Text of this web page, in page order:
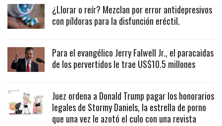
¿Llorar o reír? Mezclan por error antidepresivos
con píldoras para la disfunción eréctil.
Para el evangélico Jerry Falwell Jr., el paracaidas
de los pervertidos le trae US$10.5 millones
Juez ordena a Donald Trump pagar los honorarios
legales de Stormy Daniels, la estrella de porno
que una vez le azotó el culo con una revista